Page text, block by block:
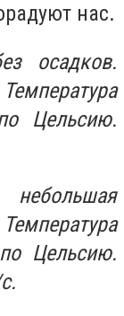
нас.
осадков.
Цельсию.
Цельсию.